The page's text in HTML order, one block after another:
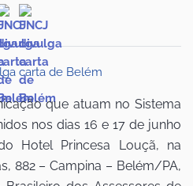
que atuam no Sistema
nos dias 16 e 17 de junho
Hotel Princesa Louçã, na
882 – Campina – Belém/PA,